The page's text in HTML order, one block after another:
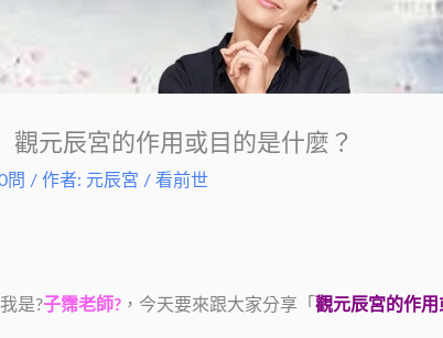
觀元辰宮的作用或目的是什麼？
問 / 作者: 元辰宮 / 看前世
是?子霈老師? ，今天要來跟大家分享「 觀元辰宮的作